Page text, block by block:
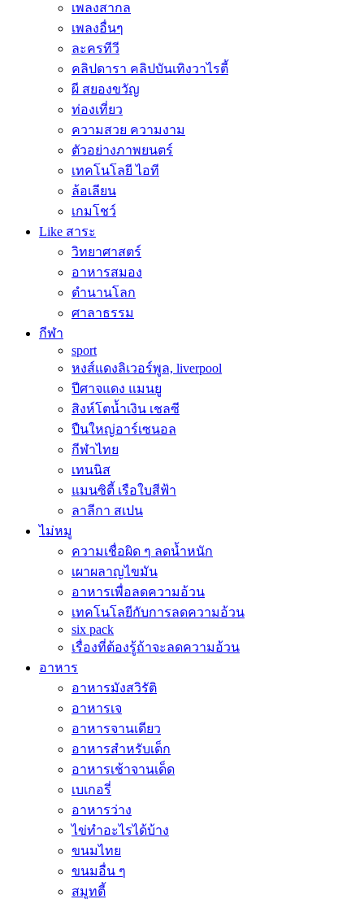
เพลงสากล
เพลงอื่นๆ
ละครทีวี
คลิปดารา คลิปบันเทิงวาไรตี้
ผี สยองขวัญ
ท่องเที่ยว
ความสวย ความงาม
ตัวอย่างภาพยนตร์
เทคโนโลยี ไอที
ล้อเลียน
เกมโชว์
Like สาระ
วิทยาศาสตร์
อาหารสมอง
ตำนานโลก
ศาลาธรรม
กีฬา
sport
หงส์แดงลิเวอร์พูล, liverpool
ปีศาจแดง แมนยู
สิงห์โตน้ำเงิน เชลซี
ปืนใหญ่อาร์เซนอล
กีฬาไทย
เทนนิส
แมนซิตี้ เรือใบสีฟ้า
ลาลีกา สเปน
ไม่หมู
ความเชื่อผิด ๆ ลดน้ำหนัก
เผาผลาญไขมัน
อาหารเพื่อลดความอ้วน
เทคโนโลยีกับการลดความอ้วน
six pack
เรื่องที่ต้องรู้ถ้าจะลดความอ้วน
อาหาร
อาหารมังสวิรัติ
อาหารเจ
อาหารจานเดียว
อาหารสำหรับเด็ก
อาหารเช้าจานเด็ด
เบเกอรี่
อาหารว่าง
ไข่ทำอะไรได้บ้าง
ขนมไทย
ขนมอื่น ๆ
สมูทตี้